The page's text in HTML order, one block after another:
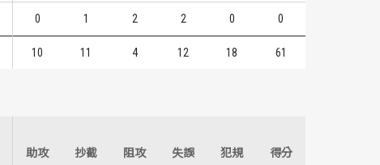
0 1 2 2 0 0
10 11 4 12 18 61
助攻 抄截 阻攻 失誤 犯規
得分